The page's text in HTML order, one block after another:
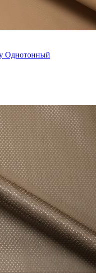
Однотонный